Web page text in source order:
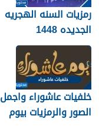
رمزيات السنه الهجريه
الجديده 1448
خلفيات عاشوراء واجمل
الصور والرمزيات بيوم